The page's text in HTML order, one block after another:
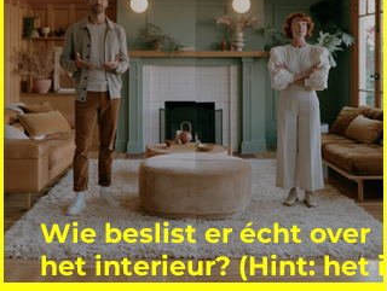
Wie beslist er écht over
het interieur? (Hint: het is